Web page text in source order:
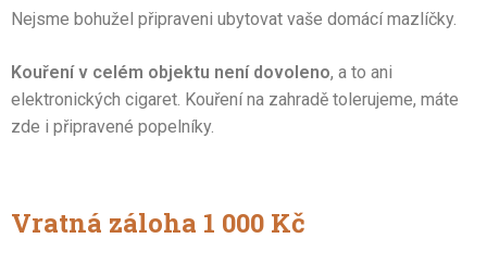
Nejsme bohužel připraveni ubytovat vaše domácí mazlíčky.
Kouření v celém objektu není dovoleno, a to ani
elektronických cigaret. Kouření na zahradě tolerujeme, máte
zde i připravené popelníky.
Vratná záloha 1 000 Kč